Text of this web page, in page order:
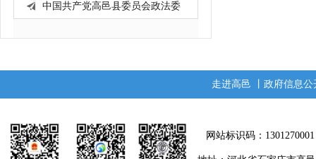
中国共产党高邑县委员会政法委